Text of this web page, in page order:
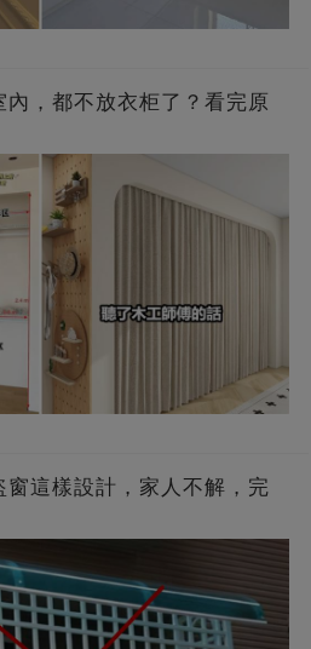
，都不放衣柜了？看完原
這樣設計，家人不解，完